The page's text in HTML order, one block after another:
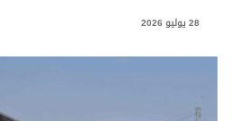
28 يوليو 2026